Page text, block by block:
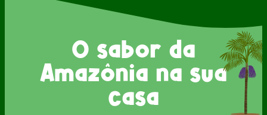
O sabor da
Amazônia na sua
casa